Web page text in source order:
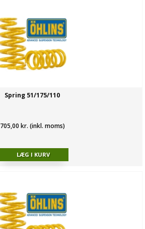
Spring 51/175/110
705,00 kr. (inkl. moms)